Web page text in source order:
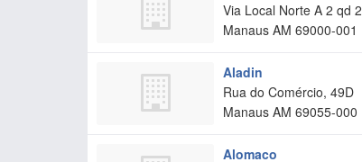
Via Local Norte A 2 qd 2
Manaus AM 69000-001
Aladin
Rua do Comércio, 49D
Manaus AM 69055-000
Alomaco